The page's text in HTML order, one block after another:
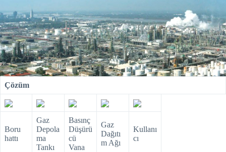
Çözüm
Boru
hattı
Gaz
Depola
ma
Tankı
Basınç
Düşürü
cü
Vana
Gaz
Dağıtı
m Ağı
Kullanı
cı